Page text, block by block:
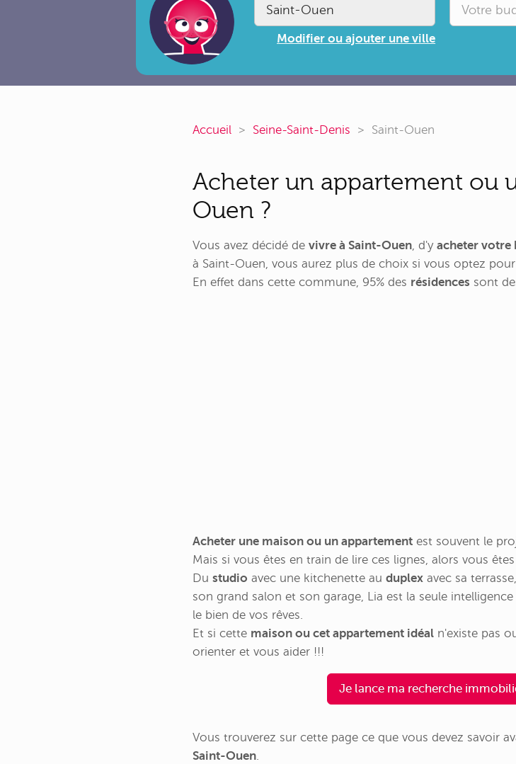
Modifier ou ajouter une ville
Accueil Seine-Saint-Denis Saint-Ouen
Acheter un appartement ou
Ouen ?
Vous avez décidé de vivre à Saint-Ouen, d'y acheter
à Saint-Ouen, vous aurez plus de choix si vous optez
En effet dans cette commune, 95% des résidences sont
Acheter une maison ou un appartement est souvent le
Mais si vous êtes en train de lire ces lignes, alors vous
Du studio avec une kitchenette au duplex avec sa
son grand salon et son garage, Lia est la seule
le bien de vos rêves.
Et si cette maison ou cet appartement idéal n'existe pas
orienter et vous aider !!!
Je lance ma recherche
Vous trouverez sur cette page ce que vous devez savoir
Saint-Ouen